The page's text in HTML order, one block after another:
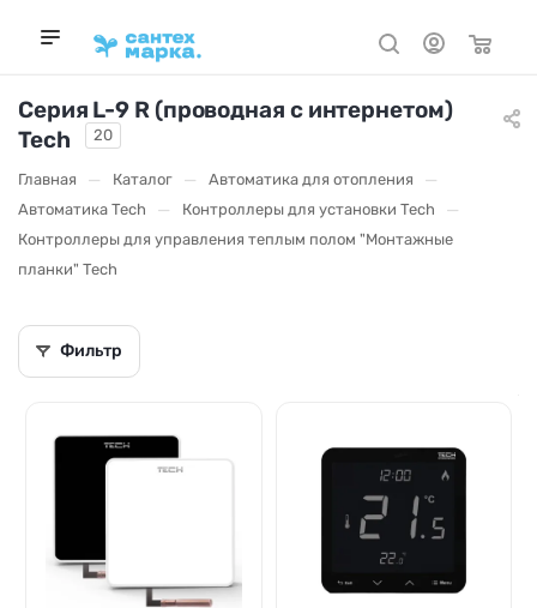
Серия L-9 R (проводная с интернетом)
Tech
20
Главная — Каталог — Автоматика для отопления —
Автоматика Tech — Контроллеры для установки Tech —
Контроллеры для управления теплым полом "Монтажные
планки" Tech
Фильтр